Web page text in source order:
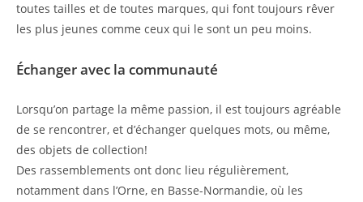
toutes tailles et de toutes marques, qui font toujours rêver
les plus jeunes comme ceux qui le sont un peu moins.
Échanger avec la communauté
Lorsqu’on partage la même passion, il est toujours agréable
de se rencontrer, et d’échanger quelques mots, ou même,
des objets de collection!
Des rassemblements ont donc lieu régulièrement,
notamment dans l’Orne, en Basse-Normandie, où les